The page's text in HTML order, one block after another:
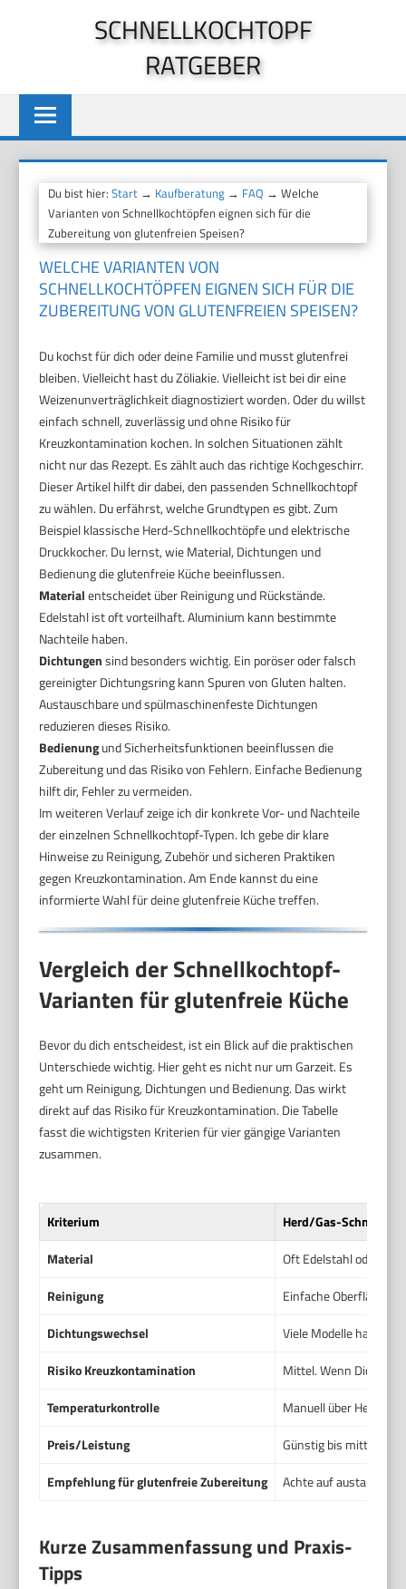
SCHNELLKOCHTOPF
RATGEBER
Du bist hier:Start → Kaufberatung → FAQ → Welche
Varianten von Schnellkochtöpfen eignen sich für die
Zubereitung von glutenfreien Speisen?
WELCHE VARIANTEN VON
SCHNELLKOCHTÖPFEN EIGNEN SICH FÜR DIE
ZUBEREITUNG VON GLUTENFREIEN SPEISEN?
Du kochst für dich oder deine Familie und musst glutenfrei
bleiben. Vielleicht hast du Zöliakie. Vielleicht ist bei dir eine
Weizenunverträglichkeit diagnostiziert worden. Oder du willst
einfach schnell, zuverlässig und ohne Risiko für
Kreuzkontamination kochen. In solchen Situationen zählt
nicht nur das Rezept. Es zählt auch das richtige Kochgeschirr.
Dieser Artikel hilft dir dabei, den passenden Schnellkochtopf
zu wählen. Du erfährst, welche Grundtypen es gibt. Zum
Beispiel klassische Herd-Schnellkochtöpfe und elektrische
Druckkocher. Du lernst, wie Material, Dichtungen und
Bedienung die glutenfreie Küche beeinflussen.
Materialentscheidet über Reinigung und Rückstände.
Edelstahl ist oft vorteilhaft. Aluminium kann bestimmte
Nachteile haben.
Dichtungensind besonders wichtig. Ein poröser oder falsch
gereinigter Dichtungsring kann Spuren von Gluten halten.
Austauschbare und spülmaschinenfeste Dichtungen
reduzieren dieses Risiko.
Bedienungund Sicherheitsfunktionen beeinflussen die
Zubereitung und das Risiko von Fehlern. Einfache Bedienung
hilft dir, Fehler zu vermeiden.
Im weiteren Verlauf zeige ich dir konkrete Vor- und Nachteile
der einzelnen Schnellkochtopf-Typen. Ich gebe dir klare
Hinweise zu Reinigung, Zubehör und sicheren Praktiken
gegen Kreuzkontamination. Am Ende kannst du eine
informierte Wahl für deine glutenfreie Küche treffen.
Vergleich der Schnellkochtopf-
Varianten für glutenfreie Küche
Bevor du dich entscheidest, ist ein Blick auf die praktischen
Unterschiede wichtig. Hier geht es nicht nur um Garzeit. Es
geht um Reinigung, Dichtungen und Bedienung. Das wirkt
direkt auf das Risiko für Kreuzkontamination. Die Tabelle
fasst die wichtigsten Kriterien für vier gängige Varianten
zusammen.
Kriterium
Herd/Gas-
Material
Oft Edelstahl oder
Reinigung
Einfache Oberfläche.
Dichtungswechsel
Viele Modelle haben
Risiko Kreuzkontamination
Mittel. Wenn
Temperaturkontrolle
Manuell über Herd.
Preis/Leistung
Günstig bis mittel.
Empfehlung für glutenfreie Zubereitung
Achte auf
Kurze Zusammenfassung und Praxis-
Tipps